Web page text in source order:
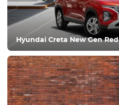
Hyundai Creta New Gen Red